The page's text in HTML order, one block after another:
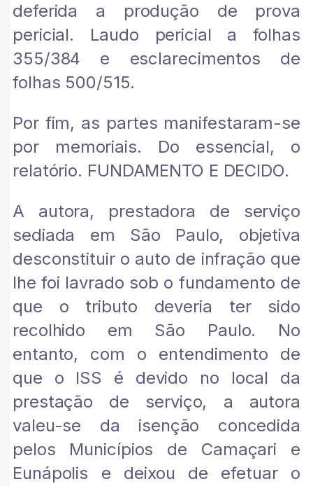
deferida a produção de prova
pericial. Laudo pericial a folhas
355/384 e esclarecimentos de
folhas 500/515.
Por fim, as partes manifestaram-se
por memoriais. Do essencial, o
relatório. FUNDAMENTO E DECIDO.
A autora, prestadora de serviço
sediada em São Paulo, objetiva
desconstituir o auto de infração que
lhe foi lavrado sob o fundamento de
que o tributo deveria ter sido
recolhido em São Paulo. No
entanto, com o entendimento de
que o ISS é devido no local da
prestação de serviço, a autora
valeu-se da isenção concedida
pelos Municípios de Camaçari e
Eunápolis e deixou de efetuar o